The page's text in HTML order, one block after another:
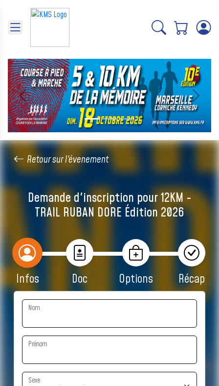
Précédent Suivant
Retour sur l'évenement
Demande d'inscription pour 12KM -
TRAIL RUBAN DORE Édition 2026
Infos Doc Options Récap
Nom
Prénom
Sexe
Panneau de gestion des cookies